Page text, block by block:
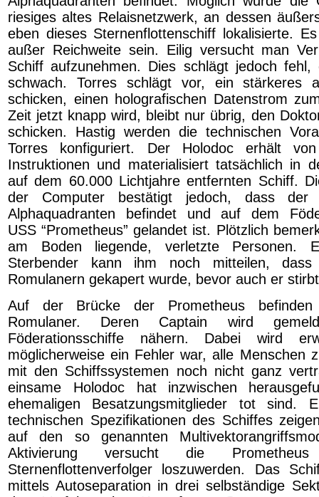
riesiges altes Relaisnetzwerk, an dessen
eben dieses Sternenflottenschiff lokalisierte.
außer Reichweite sein. Eilig versucht man
Schiff aufzunehmen. Dies schlägt jedoch
schwach. Torres schlägt vor, ein stärkeres
schicken, einen holografischen Datenstrom
Zeit jetzt knapp wird, bleibt nur übrig, den
schicken. Hastig werden die technischen
Torres konfiguriert. Der Holodoc erhält
Instruktionen und materialisiert tatsächlich in
auf dem 60.000 Lichtjahre entfernten Schiff.
der Computer bestätigt jedoch, dass
Alphaquadranten befindet und auf dem
USS “Prometheus” gelandet ist. Plötzlich
am Boden liegende, verletzte Personen.
Sterbender kann ihm noch mitteilen,
Romulanern gekapert wurde, bevor auch er
Auf der Brücke der Prometheus befinden
Romulaner. Deren Captain wird
Föderationsschiffe nähern. Dabei wird
möglicherweise ein Fehler war, alle Menschen
mit den Schiffssystemen noch nicht ganz
einsame Holodoc hat inzwischen
ehemaligen Besatzungsmitglieder tot sind.
technischen Spezifikationen des Schiffes
auf den so genannten
Aktivierung versucht die
Sternenflottenverfolger loszuwerden. Das
mittels Autoseparation in drei selbständige